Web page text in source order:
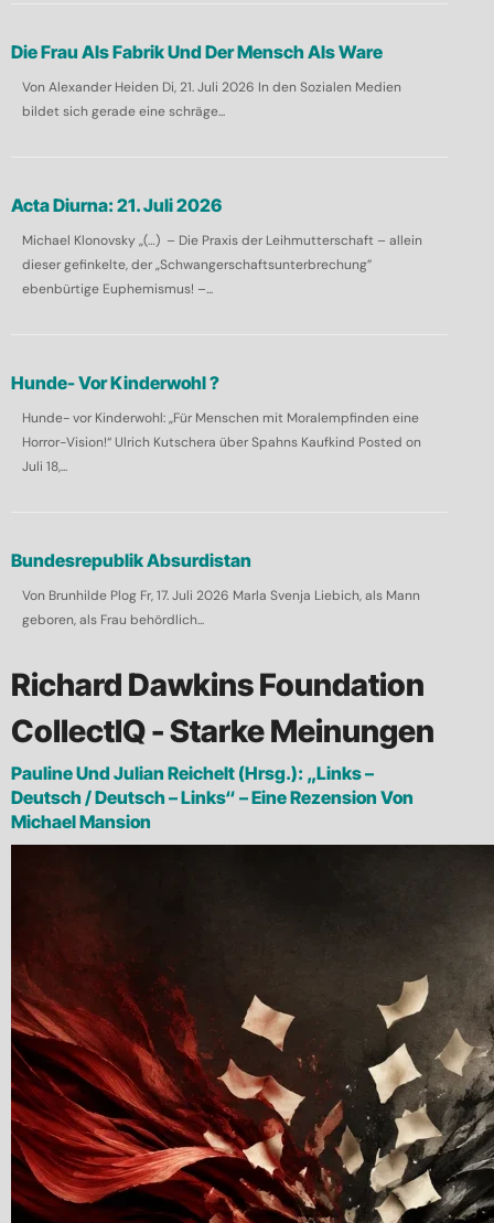
Die Frau Als Fabrik Und Der Mensch Als Ware
Von Alexander Heiden Di, 21. Juli 2026 In den Sozialen Medien
bildet sich gerade eine schräge...
Acta Diurna: 21. Juli 2026
Michael Klonovsky „(…) – Die Praxis der Leihmutterschaft – allein
dieser gefinkelte, der „Schwangerschaftsunterbrechung”
ebenbürtige Euphemismus! –...
Hunde- Vor Kinderwohl ?
Hunde- vor Kinderwohl: „Für Menschen mit Moralempfinden eine
Horror-Vision!“ Ulrich Kutschera über Spahns Kaufkind Posted on
Juli 18,...
Bundesrepublik Absurdistan
Von Brunhilde Plog Fr, 17. Juli 2026 Marla Svenja Liebich, als Mann
geboren, als Frau behördlich...
Richard Dawkins Foundation
CollectIQ - Starke Meinungen
Pauline Und Julian Reichelt (Hrsg.): „Links –
Deutsch / Deutsch – Links“ – Eine Rezension Von
Michael Mansion